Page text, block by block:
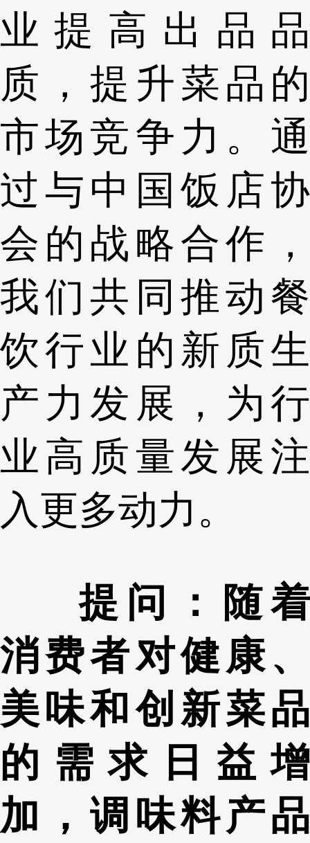
业提高出品品
质，提升菜品的
市场竞争力。通
过与中国饭店协
会的战略合作，
我们共同推动餐
饮行业的新质生
产力发展，为行
业高质量发展注
入更多动力。
提问：随着
消费者对健康、
美味和创新菜品
的需求日益增
加，调味料产品